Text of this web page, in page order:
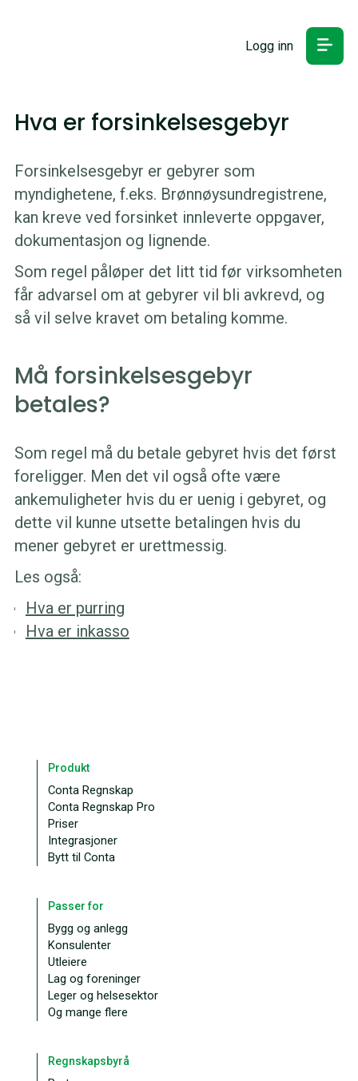
Logg inn
Hva er forsinkelsesgebyr
Forsinkelsesgebyr er gebyrer som
myndighetene, f.eks. Brønnøysundregistrene,
kan kreve ved forsinket innleverte oppgaver,
dokumentasjon og lignende.
Som regel påløper det litt tid før virksomheten
får advarsel om at gebyrer vil bli avkrevd, og
så vil selve kravet om betaling komme.
Må forsinkelsesgebyr
betales?
Som regel må du betale gebyret hvis det først
foreligger. Men det vil også ofte være
ankemuligheter hvis du er uenig i gebyret, og
dette vil kunne utsette betalingen hvis du
mener gebyret er urettmessig.
Les også:
Hva er purring
Hva er inkasso
Produkt
Conta Regnskap
Conta Regnskap Pro
Priser
Integrasjoner
Bytt til Conta
Passer for
Bygg og anlegg
Konsulenter
Utleiere
Lag og foreninger
Leger og helsesektor
Og mange flere
Regnskapsbyrå